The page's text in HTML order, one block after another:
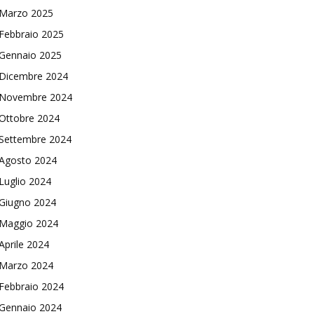
2025
2025
2025
2024
2024
2024
2024
2024
2024
2024
2024
2024
2024
2024
2024